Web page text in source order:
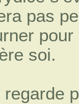
pas
soi.
regarde